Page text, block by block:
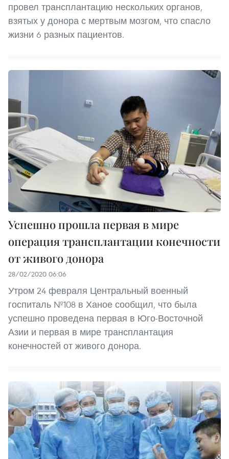
провел трансплантацию нескольких органов,
взятых у донора с мертвым мозгом, что спасло
жизни 6 разных пациентов.
Успешно прошла первая в мире
операция трансплантации конечности
от живого донора
28/02/2020 06:06
Утром 24 февраля Центральный военный
госпиталь №108 в Ханое сообщил, что была
успешно проведена первая в Юго-Восточной
Азии и первая в мире трансплантация
конечностей от живого донора.